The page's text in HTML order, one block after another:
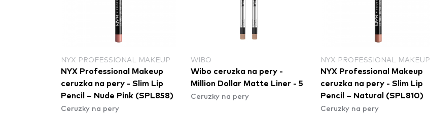
NYX PROFESSIONAL MAKEUP
NYX Professional Makeup
ceruzka na pery - Slim Lip
Pencil – Nude Pink (SPL858)
Ceruzky na pery
WIBO
Wibo ceruzka na pery -
Million Dollar Matte Liner - 5
Ceruzky na pery
NYX PROFESSIONAL MAKEUP
NYX Professional Makeup
ceruzka na pery - Slim Lip
Pencil – Natural (SPL810)
Ceruzky na pery